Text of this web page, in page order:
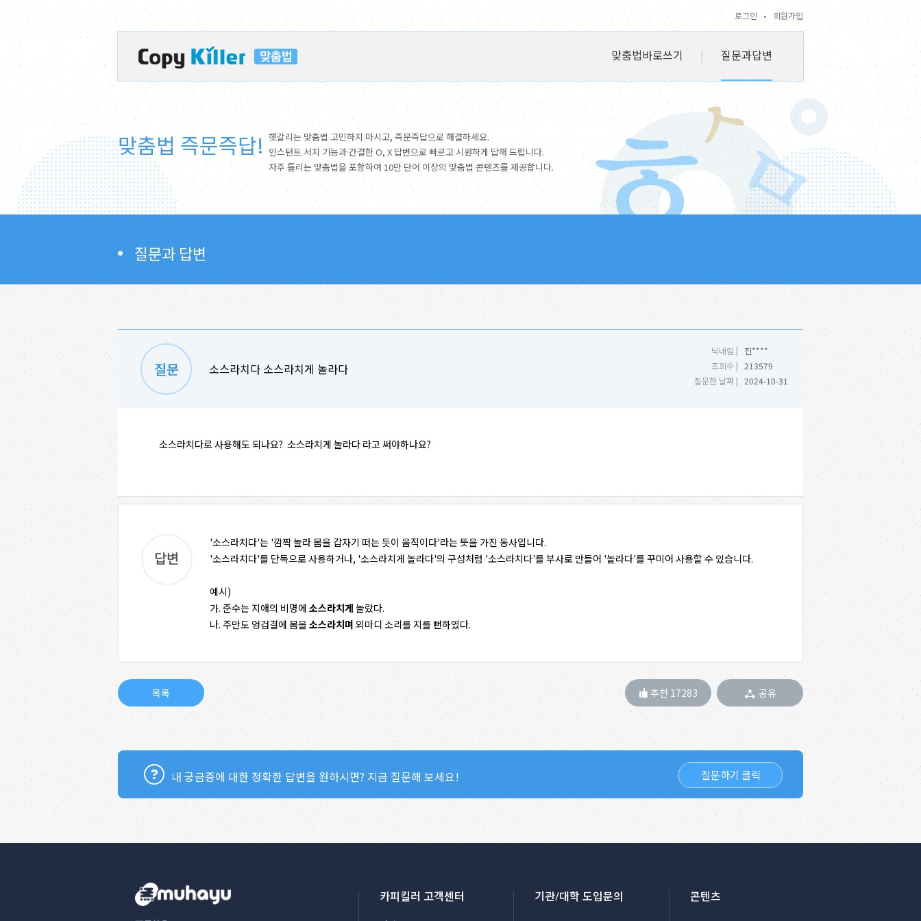
로그인 • 회원가입
맞춤법바로쓰기 | 질문과답변
맞춤법 즉문즉답! 헷갈리는 맞춤법 고민하지 마시고, 즉문즉답으로 해결하세요.
인스턴트 서치 기능과 간결한 O, X 답변으로 빠르고 시원하게 답해 드립니다.
자주 틀리는 맞춤법을 포함하여 10만 단어 이상의 맞춤법 콘텐츠를 제공합니다.
질문과 답변
닉네임 |
진****
조회수 | 213579
질문한 날짜 | 2024-10-31
소스라치다 소스라치게 놀라다
소스라치다로 사용해도 되나요? 소스라치게 놀라다 라고 써야하나요?
'소스라치다'는 '깜짝 놀라 몸을 갑자기 떠는 듯이 움직이다'라는 뜻을 가진 동사입니다.
'소스라치다'를 단독으로 사용하거나, '소스라치게 놀라다'의 구성처럼 '소스라치다'를 부사로 만들어 '놀라다'를 꾸미어 사용할 수 있습니다.
예시)
가. 준수는 지애의 비명에 소스라치게 놀랐다.
나. 주만도 엉겁결에 몸을소스라치며 외마디 소리를 지를 뻔하였다.
추천 17283 공유
질문하기 클릭
내 궁금증에 대한 정확한 답변을 원하시면? 지금 질문해 보세요!
카피킬러 고객센터 기관/대학 도입문의 콘텐츠